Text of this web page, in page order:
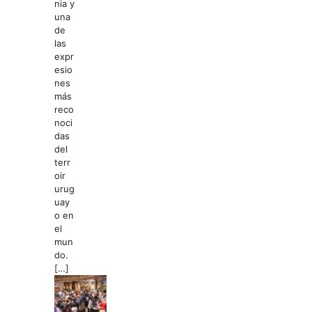
nia y
una
de
las
expr
esio
nes
más
reco
noci
das
del
terr
oir
urug
uay
o en
el
mun
do.
[…]